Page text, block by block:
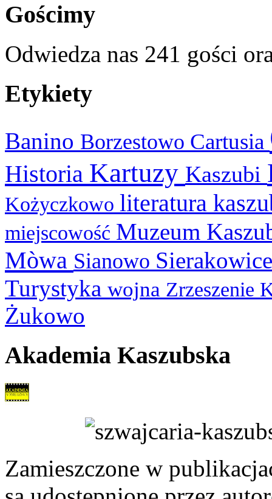
Gościmy
Odwiedza nas 241 gości
Etykiety
Banino Borzestowo Cartusia
Historia Kartuzy Kaszubi
Kożyczkowo literatura
miejscowość Muzeum
Mòwa Sianowo
Turystyka wojna Zrzeszenie
Żukowo
Akademia Kaszubska
Zamieszczone w